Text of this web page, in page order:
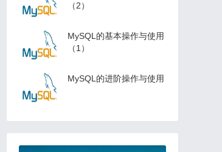
（2）
MySQL的基本操作与使用
（1）
MySQL的进阶操作与使用